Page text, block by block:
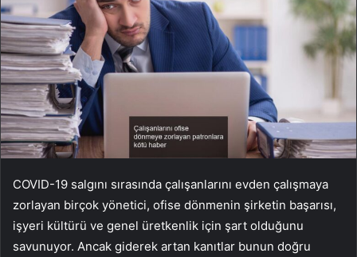
COVID-19 salgını sırasında çalışanlarını evden çalışmaya
zorlayan birçok yönetici, ofise dönmenin şirketin başarısı,
işyeri kültürü ve genel üretkenlik için şart olduğunu
savunuyor. Ancak giderek artan kanıtlar bunun doğru